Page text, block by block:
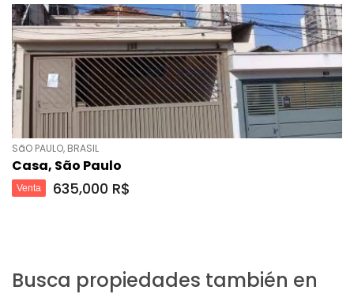
SãO PAULO, BRASIL
Casa, São Paulo
Venta 635,000 R$
Busca propiedades también en